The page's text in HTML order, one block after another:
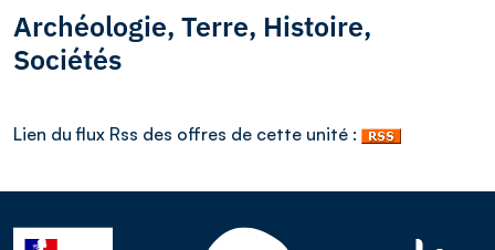
Archéologie, Terre, Histoire,
Sociétés
Lien du flux Rss des offres de cette unité :